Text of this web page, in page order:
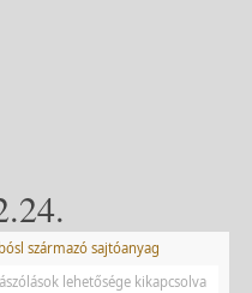
származó sajtóanyag
lehetősége kikapcsolva